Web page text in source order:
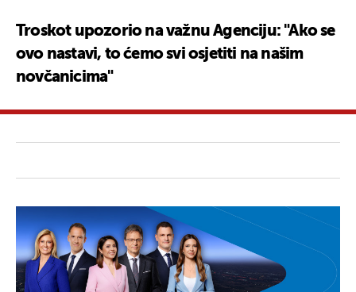
Troskot upozorio na važnu Agenciju: "Ako se
ovo nastavi, to ćemo svi osjetiti na našim
novčanicima"